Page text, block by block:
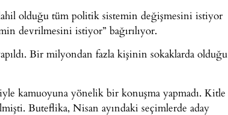
olduğu tüm politik sistemin değişmesini istiyor
devrilmesini istiyor” bağırılıyor.
Bir milyondan fazla kişinin sokaklarda olduğu
kamuoyuna yönelik bir konuşma yapmadı. Kitle
Buteflika, Nisan ayındaki seçimlerde aday